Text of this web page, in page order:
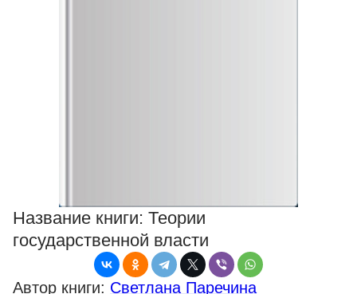
Название книги: Теории
государственной власти
Автор книги: Светлана Паречина